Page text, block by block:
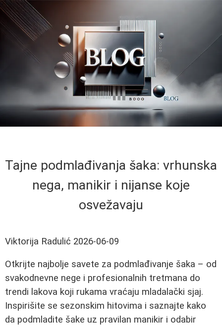
Tajne podmlađivanja šaka: vrhunska
nega, manikir i nijanse koje
osvežavaju
Viktorija Radulić 2026-06-09
Otkrijte najbolje savete za podmlađivanje šaka – od
svakodnevne nege i profesionalnih tretmana do
trendi lakova koji rukama vraćaju mladalački sjaj.
Inspirišite se sezonskim hitovima i saznajte kako
da podmladite šake uz pravilan manikir i odabir